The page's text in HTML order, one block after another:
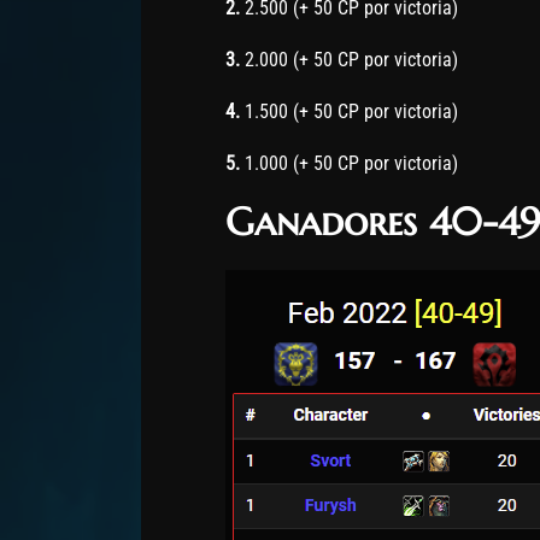
2. 2.500 (+ 50 CP por victoria)
3. 2.000 (+ 50 CP por victoria)
4. 1.500 (+ 50 CP por victoria)
5. 1.000 (+ 50 CP por victoria)
Ganadores 40-49